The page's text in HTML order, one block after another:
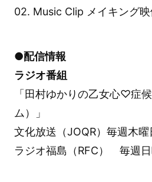
02. Music Clip メイキング映
●配信情報
ラジオ番組
「田村ゆかりの乙女心♡症
ム）」
文化放送（JOQR）毎週木
ラジオ福島（RFC） 毎週